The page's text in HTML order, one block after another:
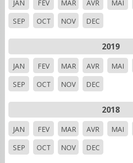
JAN FEV MAR AVR MAI
SEP
OCT NOV DEC
2019
JAN FEV MAR AVR MAI
SEP
OCT NOV DEC
2018
JAN FEV MAR AVR MAI
SEP
OCT NOV DEC